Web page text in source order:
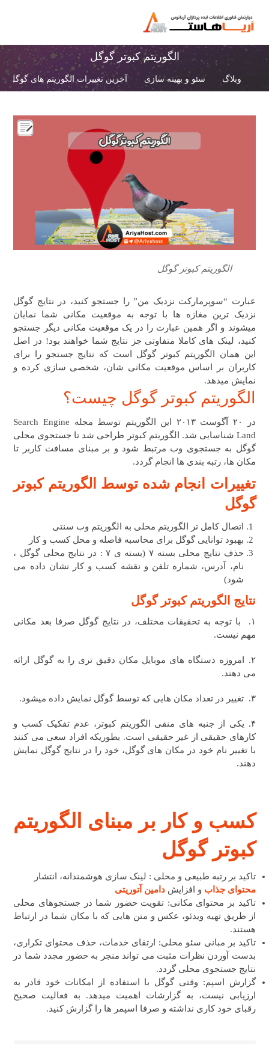
الگوریتم کبوتر گوگل
وبلاگ سئو و بهینه سازی آخرین تغییرات الگوریتم های گوگل
الگوریتم کبوتر گوگل
عبارت “سوپرمارکت نزدیک من” را جستجو کنید، در نتایج گوگل
نزدیک ترین مغازه ها با توجه به موقعیت مکانی شما نمایان
میشوند و اگر همین عبارت را در یک موقعیت مکانی دیگر جستجو
کنید، لینک های کاملا متفاوتی جز نتایج شما خواهند بود! در اصل
این همان الگوریتم کبوتر گوگل است که نتایج جستجو را برای
کاربران بر اساس موقعیت مکانی شان، شخصی سازی کرده و
نمایش میدهد.
الگوریتم کبوتر گوگل چیست؟
در ۲۰ آگوست ۲۰۱۳ این الگوریتم توسط مجله Search Engine
Land شناسایی شد.
الگوریتم کبوتر طراحی شد تا جستجوی محلی
گوگل به جستجوی وب مرتبط شود و بر مبنای مسافت کاربر تا
مکان ها، رتبه بندی ها انجام گردد.
تغییرات انجام شده توسط الگوریتم کبوتر
گوگل
اتصال کامل تر الگوریتم محلی به الگوریتم وب سنتی
بهبود توانایی گوگل برای محاسبه فاصله و محل کسب و کار
حذف نتایج محلی بسته ۷ (بسته ی ۷ : در نتایج محلی گوگل ،
نام، آدرس، شماره تلفن و نقشه کسب و کار نشان داده می
شود)
نتایج الگوریتم کبوتر گوگل
۱. با توجه به تحقیقات مختلف، در نتایج گوگل صرفا بعد مکانی
مهم نیست.
۲. امروزه دستگاه های موبایل مکان دقیق تری را به گوگل ارائه
می دهند.
۳. تغییر در تعداد مکان هایی که توسط گوگل نمایش داده میشود.
۴. یکی از جنبه های منفی الگوریتم کبوتر، عدم تفکیک کسب و
کارهای حقیقی از غیر حقیقی است. بطوریکه افراد سعی می کنند
با تغییر نام خود در مکان های گوگل، خود را در نتایج گوگل نمایش
دهند.
کسب و کار بر مبنای الگوریتم
کبوتر گوگل
تاکید بر رتبه طبیعی و محلی : لینک سازی هوشمندانه، انتشار
محتوای جذاب و افزایش دامین آتوریتی
تاکید بر محتوای مکانی: تقویت حضور شما در جستجوهای محلی
از طریق تهیه ویدئو، عکس و متن هایی که با مکان شما در ارتباط
هستند.
تاکید بر مبانی سئو محلی: ارتقای خدمات، حذف محتوای تکراری،
بدست آوردن نظرات مثبت می تواند منجر به حضور مجدد شما در
نتایج جستجوی محلی گردد.
گزارش اسپم: وقتی گوگل با استفاده از امکانات خود قادر به
ارزیابی نیست، به گزارشات اهمیت میدهد. به فعالیت صحیح
رقبای خود کاری نداشته و صرفا اسپمر ها را گزارش کنید.